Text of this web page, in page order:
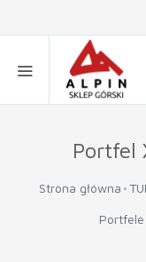
Portfel
Strona główna
Portfele